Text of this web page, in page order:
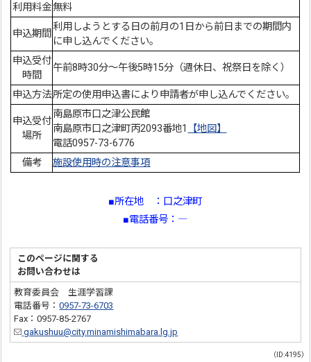
利用料金無料
申込期間
利用しようとする日の前月の1日から前日までの期間内
に申し込んでください。
申込受付
時間
午前8時30分～午後5時15分（週休日、祝祭日を除く）
申込方法所定の使用申込書により申請者が申し込んでください。
申込受付
場所
南島原市口之津公民館
南島原市口之津町丙2093番地1
【地図】
電話0957-73-6776
備考
施設使用時の注意事項
■所在地 ：口之津町
■電話番号：―
このページに関する
お問い合わせは
教育委員会 生涯学習課
電話番号：0957-73-6703
Fax：0957-85-2767
gakushuu@city.minamishimabara.lg.jp
（ID:4195）